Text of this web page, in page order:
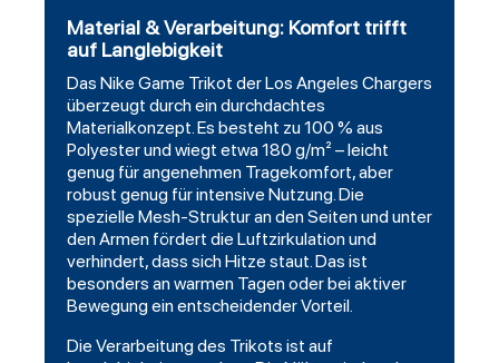
Material & Verarbeitung: Komfort trifft
auf Langlebigkeit
Das Nike Game Trikot der Los Angeles Chargers
überzeugt durch ein durchdachtes
Materialkonzept. Es besteht zu 100 % aus
Polyester und wiegt etwa 180 g/m² – leicht
genug für angenehmen Tragekomfort, aber
robust genug für intensive Nutzung. Die
spezielle Mesh-Struktur an den Seiten und unter
den Armen fördert die Luftzirkulation und
verhindert, dass sich Hitze staut. Das ist
besonders an warmen Tagen oder bei aktiver
Bewegung ein entscheidender Vorteil.
Die Verarbeitung des Trikots ist auf